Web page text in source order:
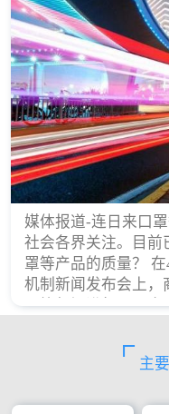
媒体报道-连日来口
社会各界关注。目前
罩等产品的质量？
机制新闻发布会上，
局等部门进行了回应
主